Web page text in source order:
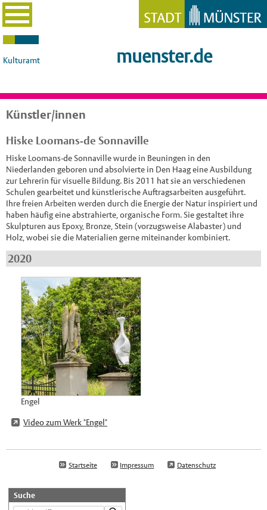
Kulturamt muenster.de
Künstler/innen
Hiske Loomans-de Sonnaville
Hiske Loomans-de Sonnaville wurde in Beuningen in den
Niederlanden geboren und absolvierte in Den Haag eine Ausbildung
zur Lehrerin für visuelle Bildung. Bis 2011 hat sie an verschiedenen
Schulen gearbeitet und künstlerische Auftragsarbeiten ausgeführt.
Ihre freien Arbeiten werden durch die Energie der Natur inspiriert und
haben häufig eine abstrahierte, organische Form. Sie gestaltet ihre
Skulpturen aus Epoxy, Bronze, Stein (vorzugsweise Alabaster) und
Holz, wobei sie die Materialien gerne miteinander kombiniert.
2020
Engel
Video zum Werk "Engel"
Startseite Impressum Datenschutz
Suche